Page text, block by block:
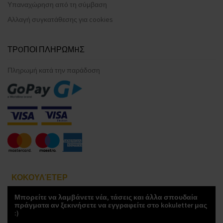
Υπαναχώρηση από τη σύμβαση
Αλλαγή συγκατάθεσης για cookies
ΤΡOΠΟΙ ΠΛΗΡΩΜHΣ
Πληρωμή κατά την παράδοση
ΚΟΚΟΥΛΈΤΕΡ
Μπορείτε να λαμβάνετε νέα, τάσεις και άλλα σπουδαία
πράγματα αν ξεκινήσετε να εγγραφείτε στο kokuletter μας
:)